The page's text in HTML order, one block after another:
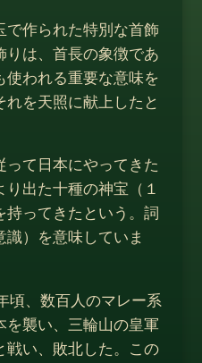
で作られた特別な首飾
りは、首長の象徴であ
使われる重要な意味を
を天照に献上したと
って日本にやってきた
出た十種の神宝（１
持ってきたという。詞
）を意味していま
頃、数百人のマレー系
を襲い、三輪山の皇軍
戦い、敗北した。この